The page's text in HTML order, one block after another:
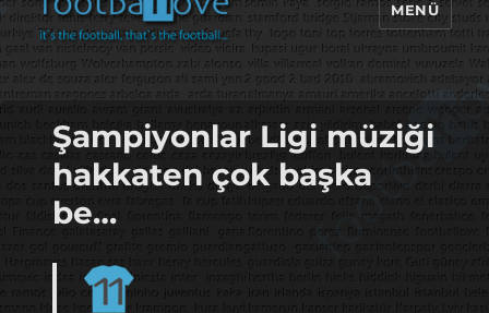
footbaLLove
MENÜ
Şampiyonlar Ligi müziği
hakkaten çok başka
be…